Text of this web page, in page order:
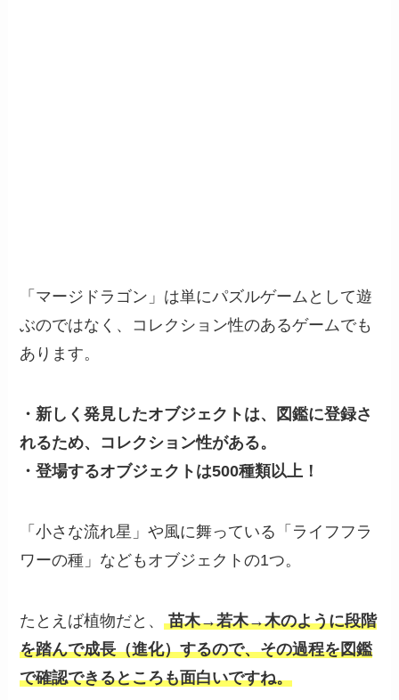
「マージドラゴン」は単にパズルゲームとして遊
ぶのではなく、コレクション性のあるゲームでも
あります。
・新しく発見したオブジェクトは、図鑑に登録さ
れるため、コレクション性がある。
・登場するオブジェクトは500種類以上！
「小さな流れ星」や風に舞っている「ライフフラ
ワーの種」などもオブジェクトの1つ。
たとえば植物だと、苗木→若木→木のように段階
を踏んで成長（進化）するので、その過程を図鑑
で確認できるところも面白いですね。